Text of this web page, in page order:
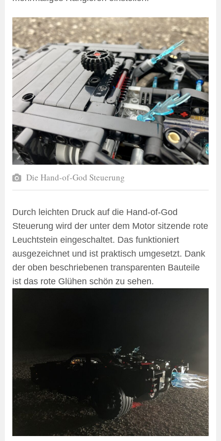
Die Hand-of-God Steuerung
Durch leichten Druck auf die Hand-of-God
Steuerung wird der unter dem Motor sitzende rote
Leuchtstein eingeschaltet. Das funktioniert
ausgezeichnet und ist praktisch umgesetzt. Dank
der oben beschriebenen transparenten Bauteile
ist das rote Glühen schön zu sehen.